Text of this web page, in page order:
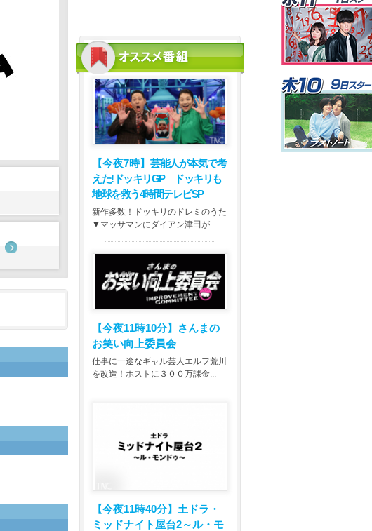
【今夜7時】 芸能人が本気で考
えた!ドッキリGP ドッキリも
地球を救う4時間テレビSP
新作多数！ドッキリのドレミのうた
▼マッサマンにダイアン津田が...
【今夜11時10分】
さんまの
お笑い向上委員会
仕事に一途なギャル芸人エルフ荒川
を改造！ホストに３００万課金...
【今夜11時40分】 土ドラ・
ミッドナイト屋台2～ル・モ